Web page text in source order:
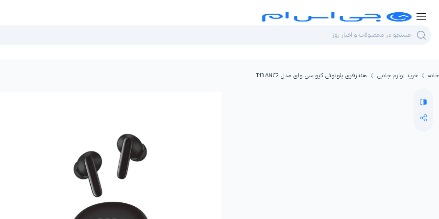
خانه خرید لوازم جانبی هندزفری بلوتوثی کیو سی وای مدل T13 ANC2